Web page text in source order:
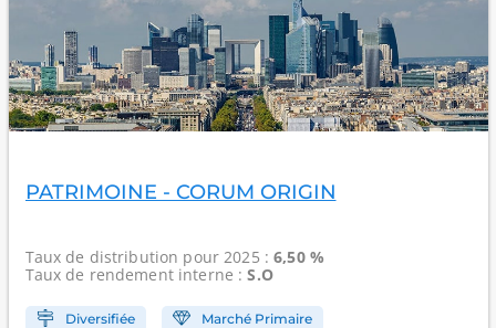
PATRIMOINE - CORUM ORIGIN
Taux de distribution pour 2025 :6,50 %
Taux de rendement interne :S.O
Diversifiée Marché Primaire